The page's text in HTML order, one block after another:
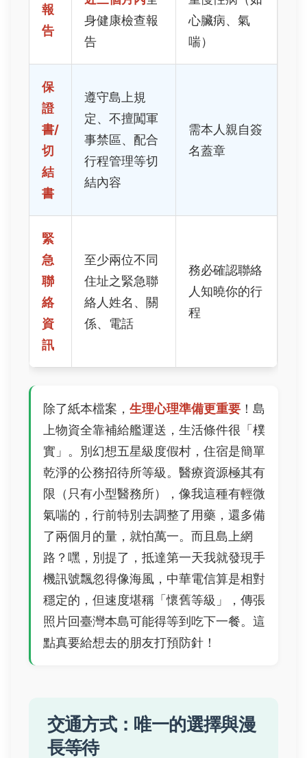
報
告
身健康檢查報
告
心臟病、氣
喘）
保
證
書/
切
結
書
遵守島上規
定、不擅闖軍
事禁區、配合
行程管理等切
結內容
需本人親自簽
名蓋章
緊
急
聯
絡
資
訊
至少兩位不同
住址之緊急聯
絡人姓名、關
係、電話
務必確認聯絡
人知曉你的行
程
除了紙本檔案， 生理心理準備更重要！島
上物資全靠補給艦運送，生活條件很「樸
實」。別幻想五星級度假村，住宿是簡單
乾淨的公務招待所等級。醫療資源極其有
限（只有小型醫務所），像我這種有輕微
氣喘的，行前特別去調整了用藥，還多備
了兩個月的量，就怕萬一。而且島上網
路？嘿，別提了，抵達第一天我就發現手
機訊號飄忽得像海風，中華電信算是相對
穩定的，但速度堪稱「懷舊等級」，傳張
照片回臺灣本島可能得等到吃下一餐。這
點真要給想去的朋友打預防針！
交通方式：唯一的選擇與漫
長等待